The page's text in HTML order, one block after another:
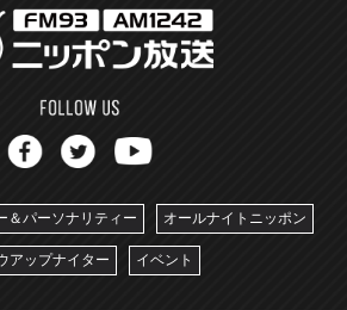
＆パーソナリティー オールナイトニッポン
アップナイター イベント